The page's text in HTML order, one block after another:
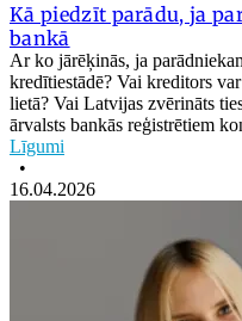
Kā piedzīt parādu, ja
bankā
Ar ko jārēķinās, ja
kredītiestādē? Vai kreditors
lietā? Vai Latvijas zvērināts
ārvalsts bankās reģistrētiem
Līgumi
•
16.04.2026